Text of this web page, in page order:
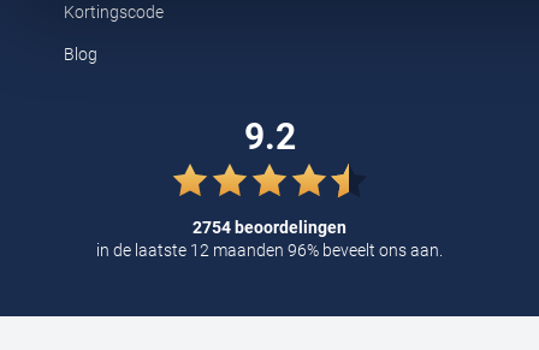
William Lockie
Alle Merken
Kortingscode
Blog
9.2
2754 beoordelingen
in de laatste 12 maanden 96% beveelt ons aan.